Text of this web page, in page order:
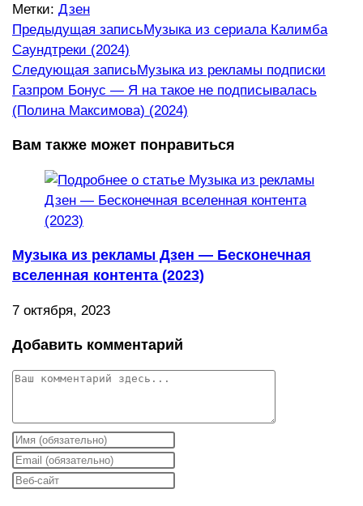
Метки: Дзен
Еще
статьи
Предыдущая записьМузыка из сериала Калимба
Саундтреки (2024)
Следующая записьМузыка из рекламы подписки
Газпром Бонус — Я на такое не подписывалась
(Полина Максимова) (2024)
Вам также может понравиться
Музыка из рекламы Дзен — Бесконечная
вселенная контента (2023)
7 октября, 2023
Добавить комментарий
Комментарий
Введите
свое
имя
Введите
свой
Введите